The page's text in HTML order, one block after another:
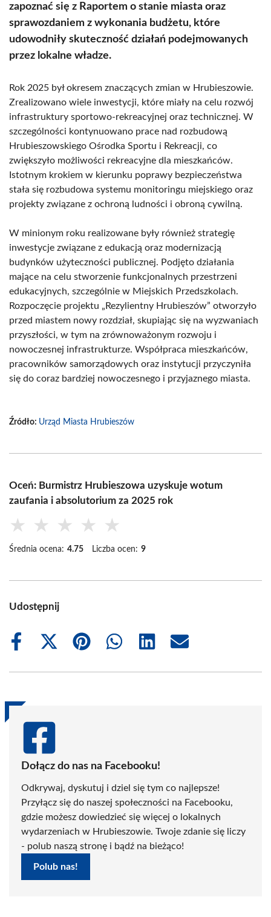
zapoznać się z Raportem o stanie miasta oraz
sprawozdaniem z wykonania budżetu, które
udowodniły skuteczność działań podejmowanych
przez lokalne władze.
Rok 2025 był okresem znaczących zmian w Hrubieszowie.
Zrealizowano wiele inwestycji, które miały na celu rozwój
infrastruktury sportowo-rekreacyjnej oraz technicznej. W
szczególności kontynuowano prace nad rozbudową
Hrubieszowskiego Ośrodka Sportu i Rekreacji, co
zwiększyło możliwości rekreacyjne dla mieszkańców.
Istotnym krokiem w kierunku poprawy bezpieczeństwa
stała się rozbudowa systemu monitoringu miejskiego oraz
projekty związane z ochroną ludności i obroną cywilną.
W minionym roku realizowane były również strategię
inwestycje związane z edukacją oraz modernizacją
budynków użyteczności publicznej. Podjęto działania
mające na celu stworzenie funkcjonalnych przestrzeni
edukacyjnych, szczególnie w Miejskich Przedszkolach.
Rozpoczęcie projektu „Rezylientny Hrubieszów” otworzyło
przed miastem nowy rozdział, skupiając się na wyzwaniach
przyszłości, w tym na zrównoważonym rozwoju i
nowoczesnej infrastrukturze. Współpraca mieszkańców,
pracowników samorządowych oraz instytucji przyczyniła
się do coraz bardziej nowoczesnego i przyjaznego miasta.
Źródło: Urząd Miasta Hrubieszów
Oceń: Burmistrz Hrubieszowa uzyskuje wotum
zaufania i absolutorium za 2025 rok
★ ★ ★ ★ ★
Średnia ocena: 4.75 Liczba ocen: 9
Udostępnij
Share
Share
(Twitter)
Share
Share
Share
Share
Dołącz do nas na Facebooku!
Odkrywaj, dyskutuj i dziel się tym co najlepsze!
Przyłącz się do naszej społeczności na Facebooku,
gdzie możesz dowiedzieć się więcej o lokalnych
wydarzeniach w Hrubieszowie. Twoje zdanie się liczy
- polub naszą stronę i bądź na bieżąco!
Polub nas!